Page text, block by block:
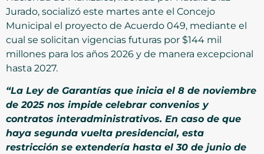
Jurado, socializó este martes ante el Concejo
Municipal el proyecto de Acuerdo 049, mediante el
cual se solicitan vigencias futuras por $144 mil
millones para los años 2026 y de manera excepcional
hasta 2027.
“La Ley de Garantías que inicia el 8 de noviembre
de 2025 nos impide celebrar convenios y
contratos interadministrativos. En caso de que
haya segunda vuelta presidencial, esta
restricción se extendería hasta el 30 de junio de